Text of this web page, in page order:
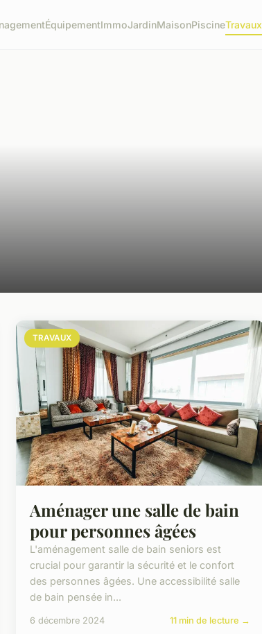
ÉquipementImmoJardinMaisonPiscineTravaux
TRAVAUX
Aménager une salle de bain
pour personnes âgées
L'aménagement salle de bain seniors est
crucial pour garantir la sécurité et le confort
des personnes âgées. Une accessibilité salle
de bain pensée in...
6 décembre 2024 11 min de lecture →